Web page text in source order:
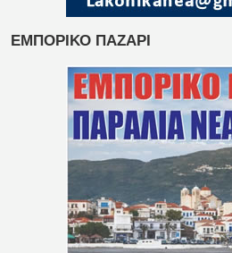
ΕΜΠΟΡΙΚΟ ΠΑΖΑΡΙ